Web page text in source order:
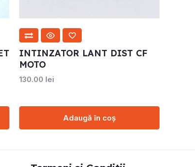
INTINZATOR LANT DIST CF
MOTO
130.00 lei
Adaugă în coș